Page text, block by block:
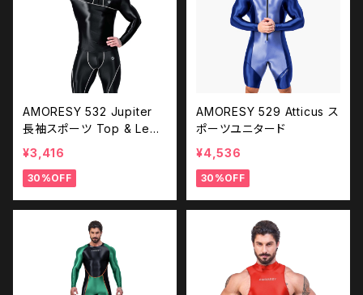
AMORESY 532 Jupiter
長袖スポーツ Top & Legg
ings (Topのみ)
¥3,416
30%OFF
AMORESY 529 Atticus ス
ポーツユニタード
¥4,536
30%OFF